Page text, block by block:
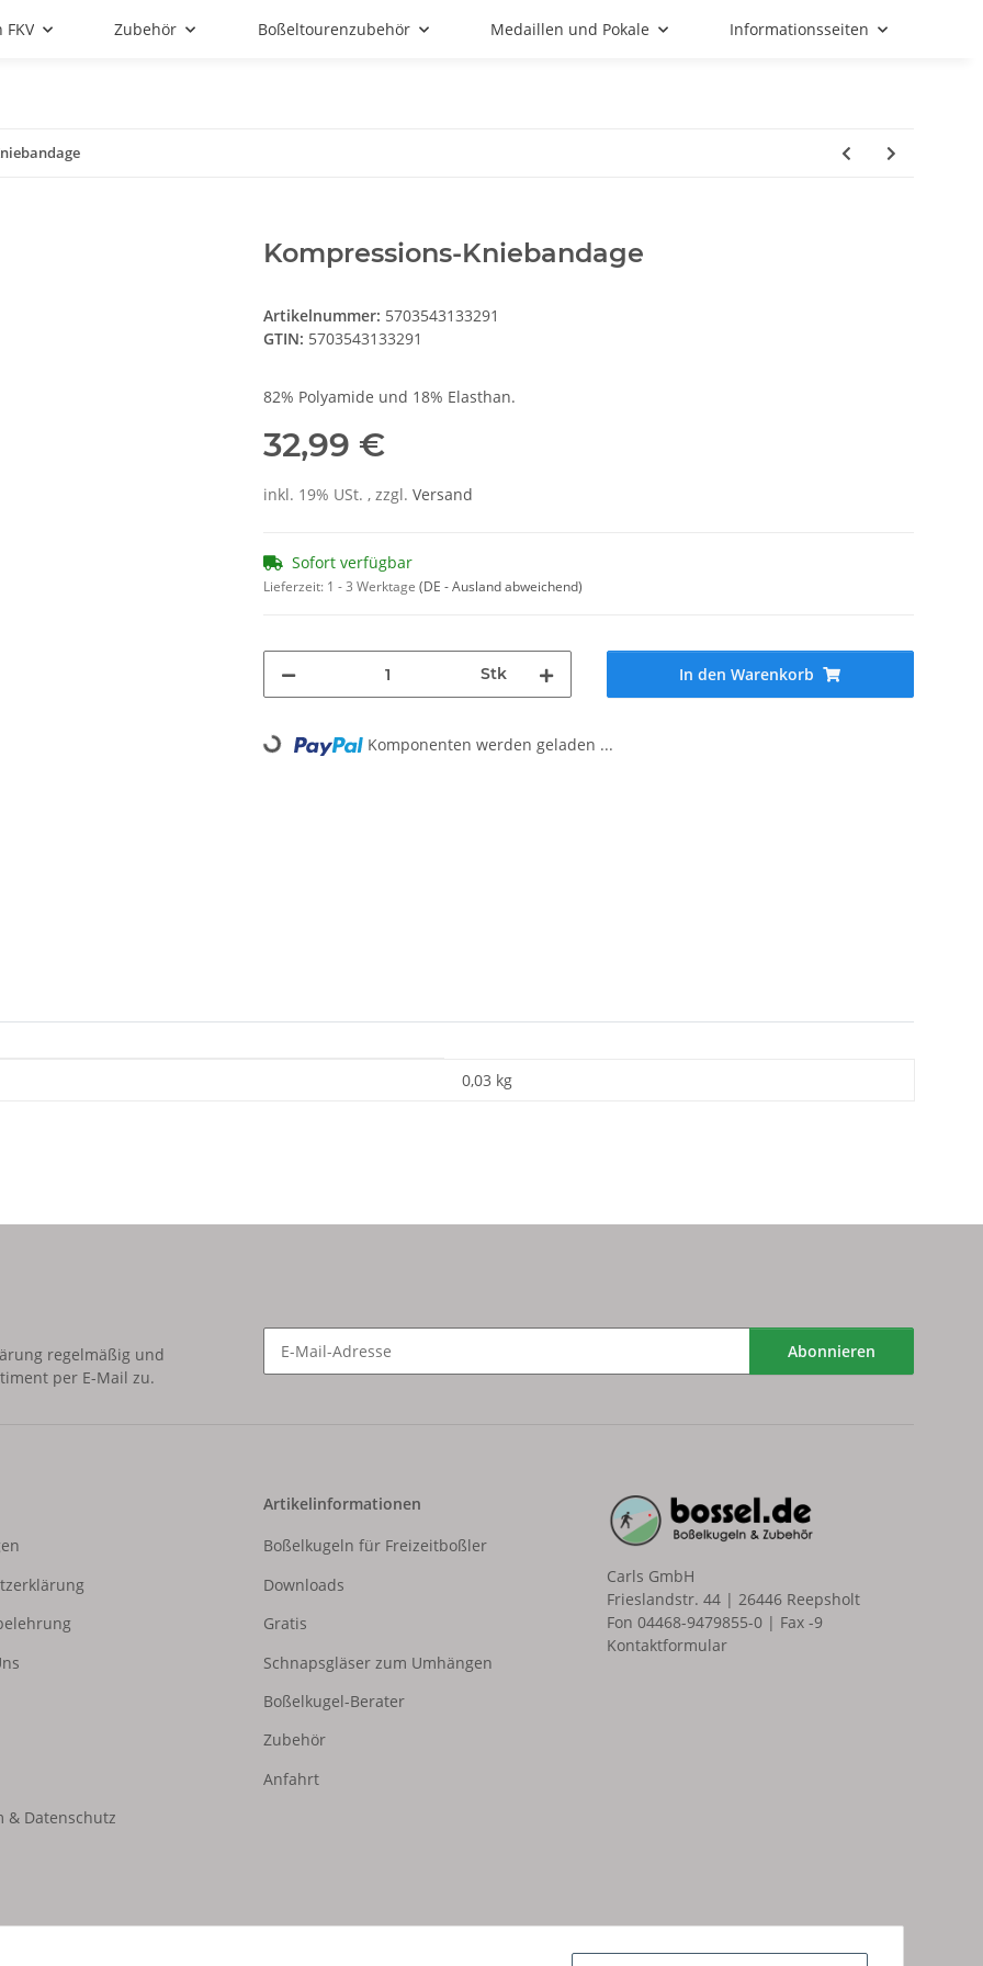
Zubehör Boßeltourenzubehör Medaillen und Pokale Informationsseiten
Kompressions-Kniebandage
Artikelnummer: 5703543133291
GTIN: 5703543133291
82% Polyamide und 18% Elasthan.
32,99 €
inkl. 19% USt. , zzgl. Versand
Sofort verfügbar
Lieferzeit: 1 - 3 Werktage (DE - Ausland abweichend)
Stk In den Warenkorb
Loading... Komponenten werden geladen ...
0,03 kg
regelmäßig und
per E-Mail zu.
Abonnieren
& Datenschutz
Artikelinformationen
Boßelkugeln für Freizeitboßler
Downloads
Gratis
Schnapsgläser zum Umhängen
Boßelkugel-Berater
Zubehör
Anfahrt
Carls GmbH
Frieslandstr. 44 | 26446 Reepsholt
Fon 04468-9479855-0 | Fax -9
Kontaktformular